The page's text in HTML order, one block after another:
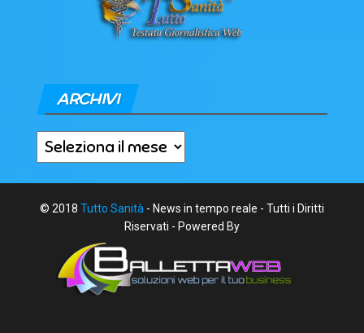
ARCHIVI
Archivi
© 2018 Tutto Sanità - News in tempo reale - Tutti i Diritti
Riservati - Powered By